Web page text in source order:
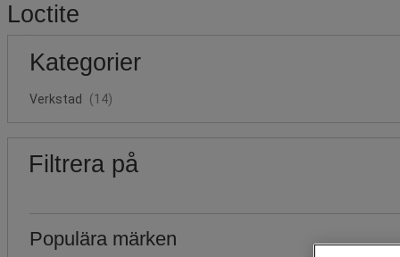
Loctite
Kategorier
Verkstad (14)
Filtrera på
märken
Populära märken
gräns
gräns